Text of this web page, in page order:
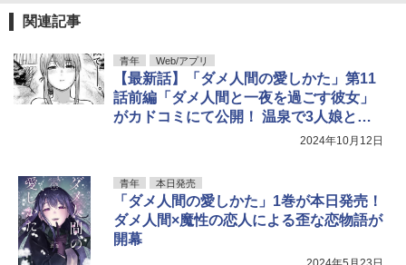
関連記事
青年 Web/アプリ
【最新話】「ダメ人間の愛しかた」第11
話前編「ダメ人間と一夜を過ごす彼女」
がカドコミにて公開！ 温泉で3人娘と再
2024年10月12日
青年 本日発売
「ダメ人間の愛しかた」1巻が本日発売！
ダメ人間×魔性の恋人による歪な恋物語が
開幕